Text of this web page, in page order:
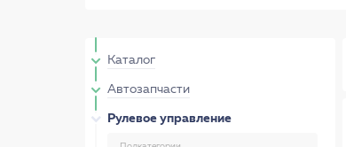
Каталог
Автозапчасти
Рулевое управление